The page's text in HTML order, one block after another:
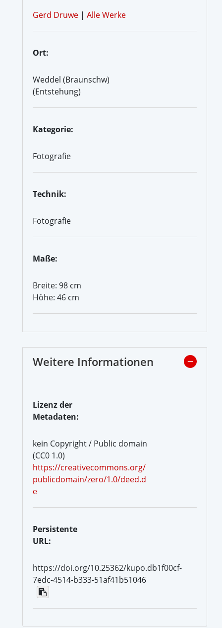
Gerd Druwe | Alle Werke
Ort:
Weddel (Braunschw)
(Entstehung)
Kategorie:
Fotografie
Technik:
Fotografie
Maße:
Breite: 98 cm
Höhe: 46 cm
Weitere Informationen
Lizenz der
Metadaten:
kein Copyright / Public domain
(CC0 1.0)
https://creativecommons.org/
publicdomain/zero/1.0/deed.d
e
Persistente
URL:
https://doi.org/10.25362/kupo.db1f00cf-
7edc-4514-b333-51af41b51046